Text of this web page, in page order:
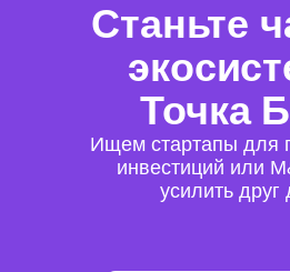
Станьте
Точка
Ищем стартапы для
инвестиций или
усилить друг